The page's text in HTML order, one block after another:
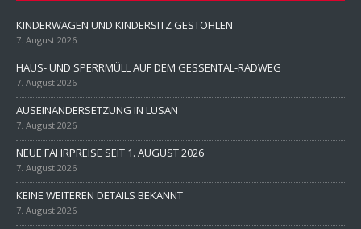
KINDERWAGEN UND KINDERSITZ GESTOHLEN
7. August 2026
HAUS- UND SPERRMÜLL AUF DEM GESSENTAL-RADWEG
7. August 2026
AUSEINANDERSETZUNG IN LUSAN
7. August 2026
NEUE FAHRPREISE SEIT 1. AUGUST 2026
7. August 2026
KEINE WEITEREN DETAILS BEKANNT
7. August 2026